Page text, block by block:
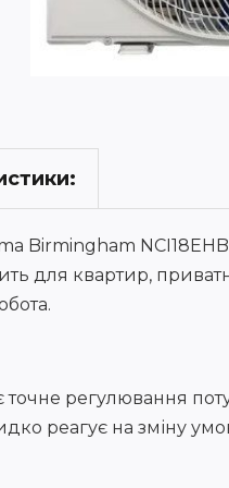
Birmingham
для квартир,
точне регулювання
реагує на зміну